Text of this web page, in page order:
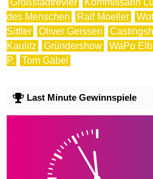
Großstadtrevier Kommissarin
des Menschen
Ralf Moeller
Sittler
Oliver Geissen
Kaulitz
Gründershow WaPo
P.
Tom Gäbel
Last Minute Gewinnspiele